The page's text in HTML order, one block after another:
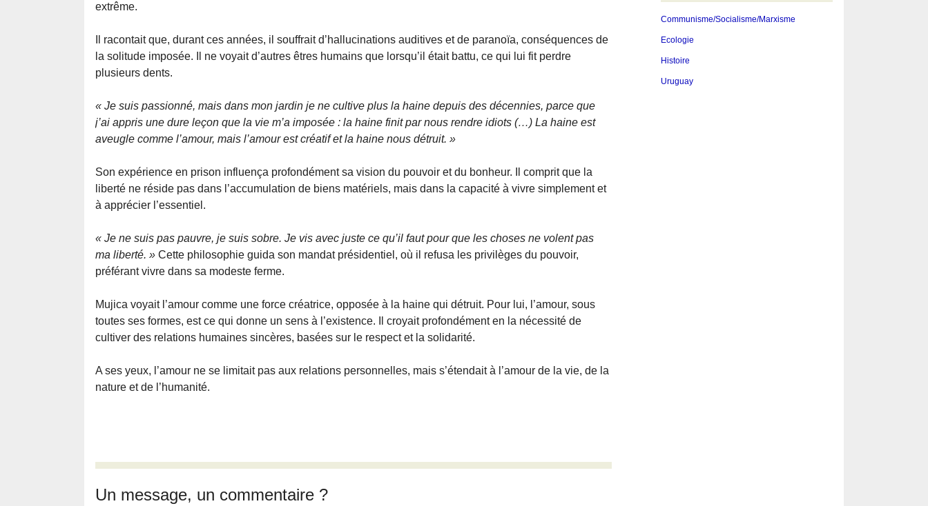
extrême.
Il racontait que, durant ces années, il souffrait d’hallucinations auditives et de paranoïa, conséquences de
la solitude imposée. Il ne voyait d’autres êtres humains que lorsqu’il était battu, ce qui lui fit perdre
plusieurs dents.
« Je suis passionné, mais dans mon jardin je ne cultive plus la haine depuis des décennies, parce que
j’ai appris une dure leçon que la vie m’a imposée : la haine finit par nous rendre idiots (…) La haine est
aveugle comme l’amour, mais l’amour est créatif et la haine nous détruit. »
Son expérience en prison influença profondément sa vision du pouvoir et du bonheur. Il comprit que la
liberté ne réside pas dans l’accumulation de biens matériels, mais dans la capacité à vivre simplement et
à apprécier l’essentiel.
« Je ne suis pas pauvre, je suis sobre. Je vis avec juste ce qu’il faut pour que les choses ne volent pas
ma liberté. » Cette philosophie guida son mandat présidentiel, où il refusa les privilèges du pouvoir,
préférant vivre dans sa modeste ferme.
Mujica voyait l’amour comme une force créatrice, opposée à la haine qui détruit. Pour lui, l’amour, sous
toutes ses formes, est ce qui donne un sens à l’existence. Il croyait profondément en la nécessité de
cultiver des relations humaines sincères, basées sur le respect et la solidarité.
A ses yeux, l’amour ne se limitait pas aux relations personnelles, mais s’étendait à l’amour de la vie, de la
nature et de l’humanité.
Un message, un commentaire ?
Communisme/Socialisme/Marxisme
Ecologie
Histoire
Uruguay